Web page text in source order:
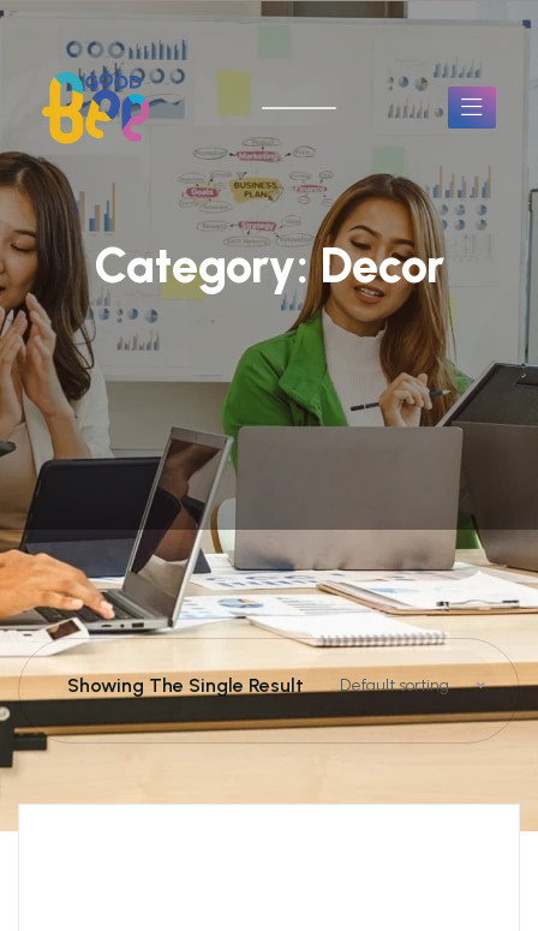
Category:Decor
Showing The Single Result Default sorting